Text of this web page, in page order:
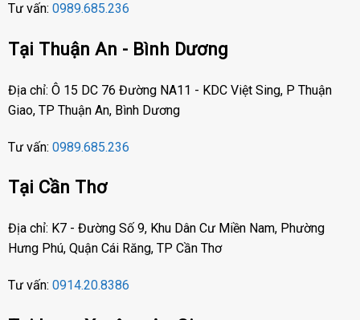
Tư vấn: 0989.685.236
Tại Thuận An - Bình Dương
Địa chỉ: Ô 15 DC 76 Đường NA11 - KDC Việt Sing, P Thuận
Giao, TP Thuận An, Bình Dương
Tư vấn: 0989.685.236
Tại Cần Thơ
Địa chỉ: K7 - Đường Số 9, Khu Dân Cư Miền Nam, Phường
Hưng Phú, Quận Cái Răng, TP Cần Thơ
Tư vấn: 0914.20.8386